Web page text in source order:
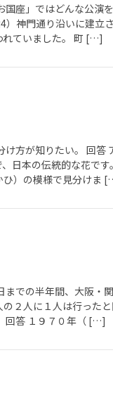
座」ではどんな公演
）神門通り沿いに建立
れていました。 町 […]
方が知りたい。 回答
日本の伝統的な花で
ひ）の模様で見分けま
での半年間、大阪・
２人に１人は行った
回答 １９７０年（ […]